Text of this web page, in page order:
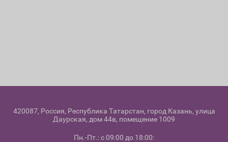
420087, Россия, Республика Татарстан, город Казань, улица
Даурская, дом 44в, помещение 1009
Пн.-Пт.: с 09:00 до 18:00: